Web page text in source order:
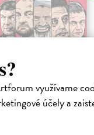
využívame
účely a